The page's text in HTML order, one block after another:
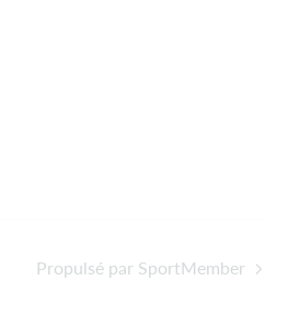
Propulsé par SportMember